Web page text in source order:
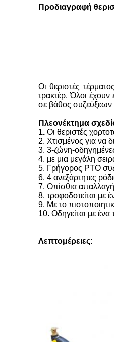
Προδιαγραφή
Οι θεριστές
τρακτέρ. Όλοι
σε βάθος συζεύξεων
Πλεονέκτημα
1. Οι θεριστές
2. Χτισμένος για να
3. 3-ζώνη-
4. με μια μεγάλη
5. Γρήγορος PTO
6. 4 ανεξάρτητες
7. Οπίσθια απαλλαγή
8. τροφοδοτείται με
9. Με το
10. Οδηγείται με ένα
Λεπτομέρειες: